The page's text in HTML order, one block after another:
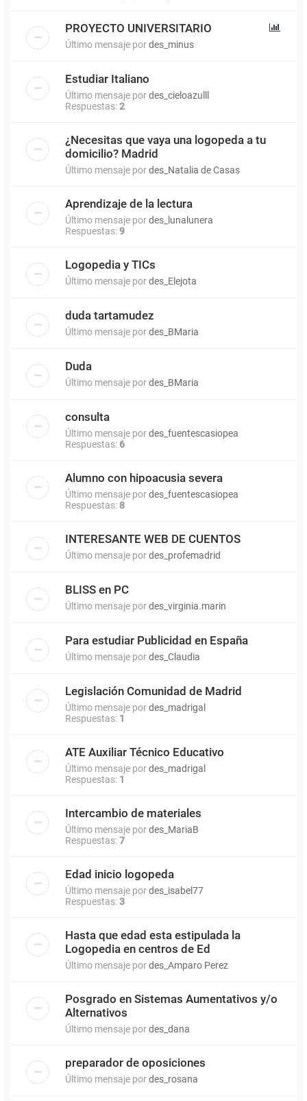
PROYECTO UNIVERSITARIO
Último mensaje pordes_minus
Estudiar Italiano
Último mensaje pordes_cieloazulll
Respuestas:2
¿Necesitas que vaya una logopeda a tu
domicilio? Madrid
Último mensaje pordes_Natalia de Casas
Aprendizaje de la lectura
Último mensaje pordes_lunalunera
Respuestas:9
Logopedia y TICs
Último mensaje pordes_Elejota
duda tartamudez
Último mensaje pordes_BMaria
Duda
Último mensaje pordes_BMaria
consulta
Último mensaje pordes_fuentescasiopea
Respuestas: 6
Alumno con hipoacusia severa
Último mensaje pordes_fuentescasiopea
Respuestas: 8
INTERESANTE WEB DE CUENTOS
Último mensaje pordes_profemadrid
BLISS en PC
Último mensaje pordes_virginia.marin
Para estudiar Publicidad en España
Último mensaje pordes_Claudia
Legislación Comunidad de Madrid
Último mensaje pordes_madrigal
Respuestas: 1
ATE Auxiliar Técnico Educativo
Último mensaje pordes_madrigal
Respuestas: 1
Intercambio de materiales
Último mensaje pordes_MariaB
Respuestas:7
Edad inicio logopeda
Último mensaje pordes_isabel77
Respuestas:3
Hasta que edad esta estipulada la
Logopedia en centros de Ed
Último mensaje pordes_Amparo Perez
Posgrado en Sistemas Aumentativos y/o
Alternativos
Último mensaje pordes_dana
preparador de oposiciones
Último mensaje pordes_rosana